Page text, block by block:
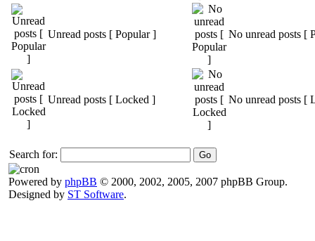
Unread posts [ Popular ] No unread posts [
Unread posts [ Locked ] No unread posts [
Search for:
Powered by phpBB © 2000, 2002, 2005, 2007 phpBB Group.
Designed by ST Software.